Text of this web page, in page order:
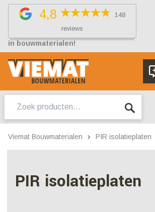
4,8
148
reviews
in bouwmaterialen!
naar:
Viemat Bouwmaterialen PIR isolatieplaten
PIR isolatieplaten